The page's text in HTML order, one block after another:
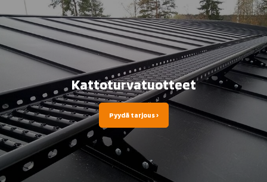
Kattoturvatuotteet
Pyydä tarjous ›